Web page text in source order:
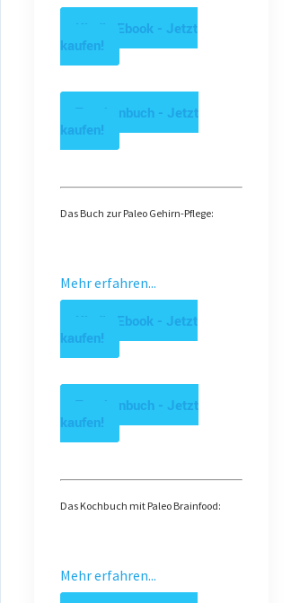
Kindle Ebook - Jetzt
kaufen!
Taschenbuch - Jetzt
kaufen!
Das Buch zur Paleo Gehirn-Pflege:
Mehr erfahren...
Kindle Ebook - Jetzt
kaufen!
Taschenbuch - Jetzt
kaufen!
Das Kochbuch mit Paleo Brainfood:
Mehr erfahren...